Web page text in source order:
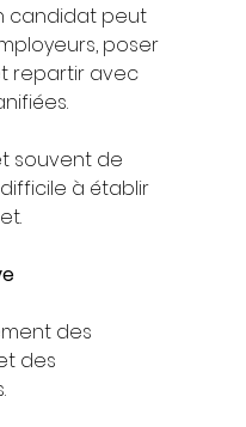
candidat peut
poser
repartir avec
souvent de
à établir
des
des